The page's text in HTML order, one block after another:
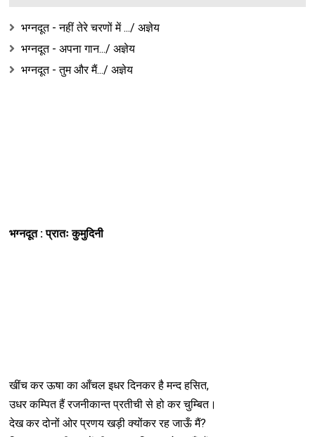
भग्नदूत - नहीं तेरे चरणों में .../ अज्ञेय
भग्नदूत - अपना गान.../ अज्ञेय
भग्नदूत - तुम और मैं.../ अज्ञेय
भग्नदूत : प्रातः कुमुदिनी
खींच कर ऊषा का आँचल इधर दिनकर है मन्द हसित,
उधर कम्पित हैं रजनीकान्त प्रतीची से हो कर चुम्बित।
देख कर दोनों ओर प्रणय खड़ी क्योंकर रह जाऊँ मैं?